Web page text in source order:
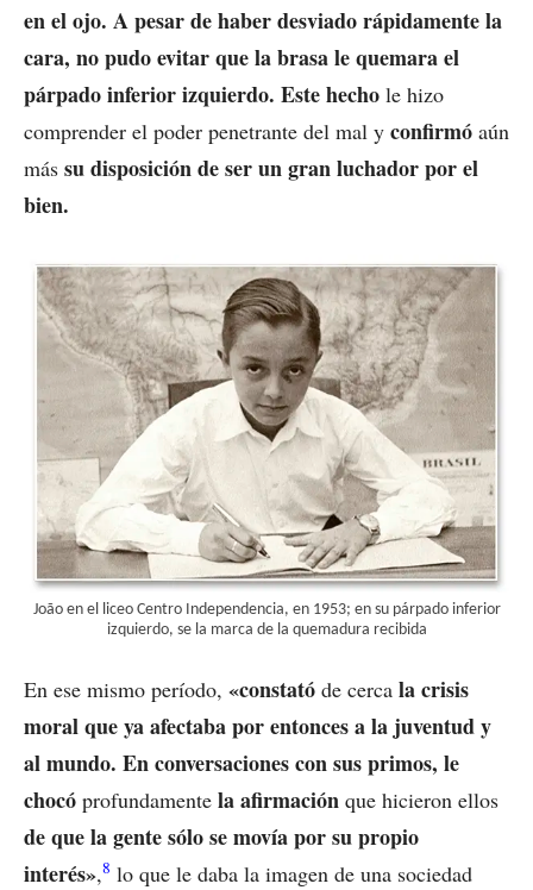
en el ojo. A pesar de haber desviado rápidamente la
cara, no pudo evitar que la brasa le quemara el
párpado inferior izquierdo. Este hecho le hizo
comprender el poder penetrante del mal y confirmó aún
más su disposición de ser un gran luchador por el
bien.
João en el liceo Centro Independencia, en 1953; en su párpado inferior
izquierdo, se la marca de la quemadura recibida
En ese mismo período, «constató de cerca la crisis
moral que ya afectaba por entonces a la juventud y
al mundo. En conversaciones con sus primos, le
chocó profundamente la afirmación que hicieron ellos
de que la gente sólo se movía por su propio
interés»,8 lo que le daba la imagen de una sociedad